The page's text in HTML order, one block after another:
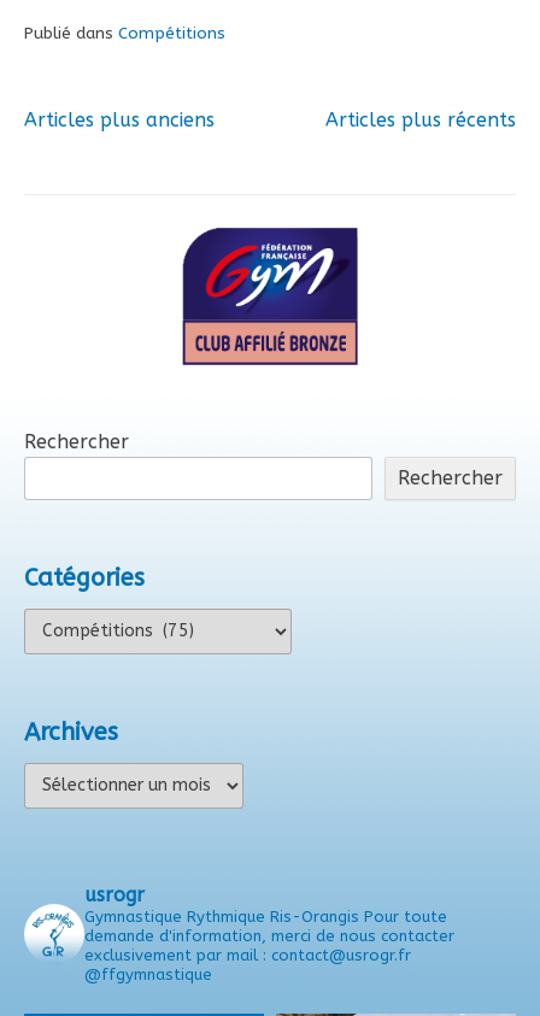
Publié dans Compétitions
Navigation
Articles plus anciens Articles plus récents
Rechercher
Rechercher
Catégories
Catégories
Archives
Archives
usrogr
Gymnastique Rythmique Ris-Orangis Pour toute
demande d'information, merci de nous contacter
exclusivement par mail : contact@usrogr.fr
@ffgymnastique